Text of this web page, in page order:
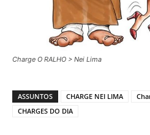
Charge O RALHO > Nei Lima
ASSUNTOS CHARGE NEI LIMA
CHARGES DO DIA